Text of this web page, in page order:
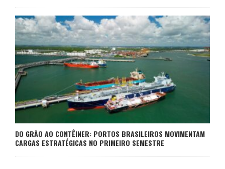
DO GRÃO AO CONTÊINER: PORTOS BRASILEIROS MOVIMENTAM
CARGAS ESTRATÉGICAS NO PRIMEIRO SEMESTRE